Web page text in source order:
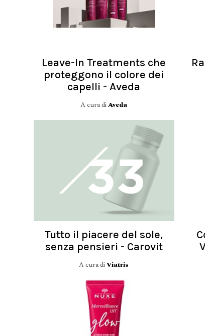
Leave-In Treatments che
proteggono il colore dei
capelli - Aveda
A cura diAveda
Tutto il piacere del sole,
senza pensieri - Carovit
A cura diViatris